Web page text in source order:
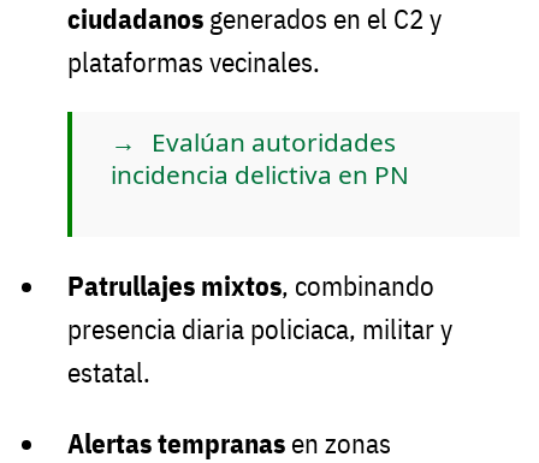
ciudadanos generados en el C2 y
plataformas vecinales.
Evalúan autoridades
incidencia delictiva en PN
Patrullajes mixtos, combinando
presencia diaria policiaca, militar y
estatal.
Alertas tempranas en zonas